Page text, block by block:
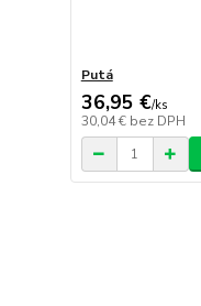
Putá
36,95 €/ks
30,04 € bez DPH